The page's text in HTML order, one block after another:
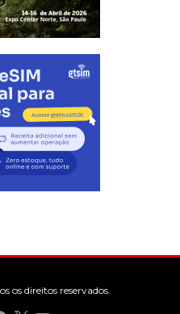
os direitos reservados.